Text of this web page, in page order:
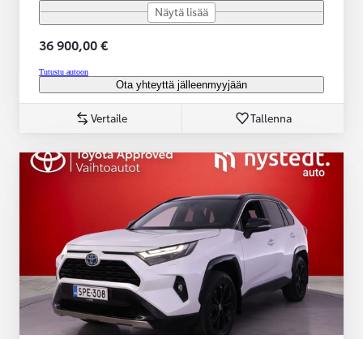
Näytä lisää
36 900,00 €
Tutustu autoon
Ota yhteyttä jälleenmyyjään
Vertaile Tallenna